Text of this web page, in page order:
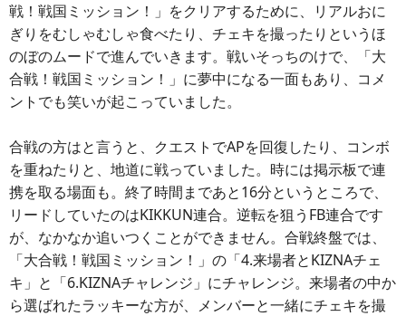
戦！戦国ミッション！」をクリアするために、リアルおに
ぎりをむしゃむしゃ食べたり、チェキを撮ったりというほ
のぼのムードで進んでいきます。戦いそっちのけで、「大
合戦！戦国ミッション！」に夢中になる一面もあり、コメ
ントでも笑いが起こっていました。
合戦の方はと言うと、クエストでAPを回復したり、コンボ
を重ねたりと、地道に戦っていました。時には掲示板で連
携を取る場面も。終了時間まであと16分というところで、
リードしていたのはKIKKUN連合。逆転を狙うFB連合です
が、なかなか追いつくことができません。合戦終盤では、
「大合戦！戦国ミッション！」の「4.来場者とKIZNAチェ
キ」と「6.KIZNAチャレンジ」にチャレンジ。来場者の中か
ら選ばれたラッキーな方が、メンバーと一緒にチェキを撮